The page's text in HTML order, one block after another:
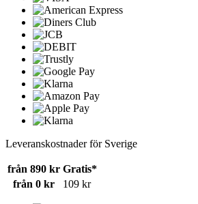
Leveranskostnader för Sverige
från 890 kr Gratis*
från 0 kr
109 kr